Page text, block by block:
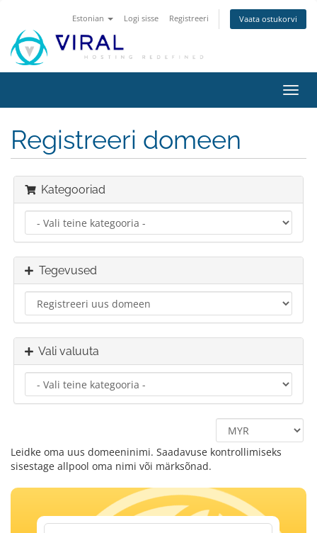
Estonian Logi sisse Registreeri Vaata ostukorvi
Registreeri domeen
Kategooriad
Tegevused
Vali valuuta
Leidke oma uus domeeninimi. Saadavuse kontrollimiseks
sisestage allpool oma nimi või märksõnad.